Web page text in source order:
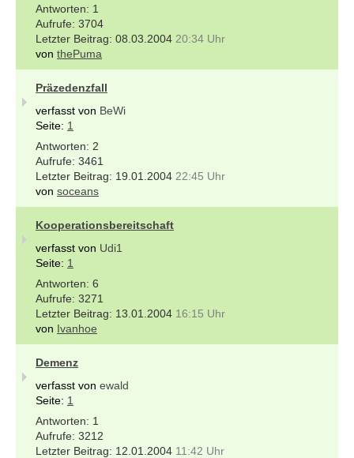
1
3704
08.03.2004 20:34 Uhr
von thePuma
Präzedenzfall
verfasst von BeWi
Seite: 1
2
3461
19.01.2004 22:45 Uhr
von soceans
Kooperationsbereitschaft
verfasst von Udi1
Seite: 1
6
3271
13.01.2004 16:15 Uhr
von Ivanhoe
Demenz
verfasst von ewald
Seite: 1
1
3212
12.01.2004 11:42 Uhr